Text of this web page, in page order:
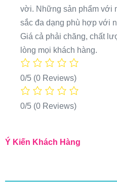
vời. Những sản phẩm với
sắc đa dạng phù hợp với
Giá cả phải chăng, chất
lòng mọi khách hàng.
0/5 (0 Reviews)
0/5 (0 Reviews)
Ý Kiến Khách Hàng